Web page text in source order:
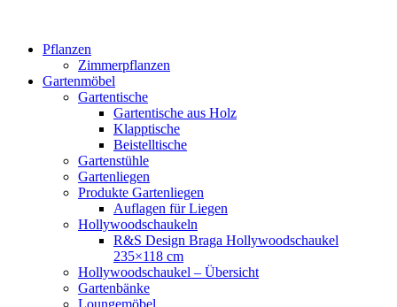
Pflanzen
Zimmerpflanzen
Gartenmöbel
Gartentische
Gartentische aus Holz
Klapptische
Beistelltische
Gartenstühle
Gartenliegen
Produkte Gartenliegen
Auflagen für Liegen
Hollywoodschaukeln
R&S Design Braga Hollywoodschaukel
235×118 cm
Hollywoodschaukel – Übersicht
Gartenbänke
Loungemöbel